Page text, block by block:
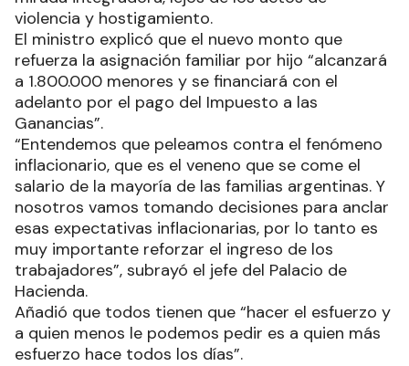
violencia y hostigamiento.
El ministro explicó que el nuevo monto que
refuerza la asignación familiar por hijo “alcanzará
a 1.800.000 menores y se financiará con el
adelanto por el pago del Impuesto a las
Ganancias”.
“Entendemos que peleamos contra el fenómeno
inflacionario, que es el veneno que se come el
salario de la mayoría de las familias argentinas. Y
nosotros vamos tomando decisiones para anclar
esas expectativas inflacionarias, por lo tanto es
muy importante reforzar el ingreso de los
trabajadores”, subrayó el jefe del Palacio de
Hacienda.
Añadió que todos tienen que “hacer el esfuerzo y
a quien menos le podemos pedir es a quien más
esfuerzo hace todos los días”.